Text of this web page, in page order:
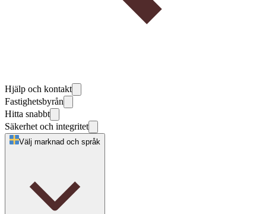
Hjälp och kontakt
Fastighetsbyrån
Hitta snabbt
Säkerhet och integritet
Välj marknad och språk